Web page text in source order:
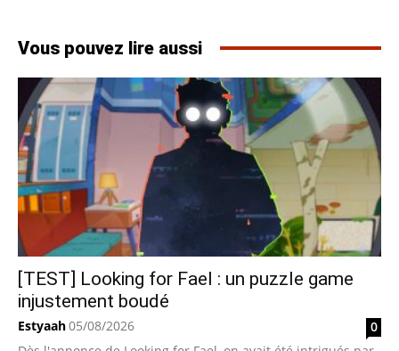
Vous pouvez lire aussi
[TEST] Looking for Fael : un puzzle game
injustement boudé
Estyaah05/08/2026
0